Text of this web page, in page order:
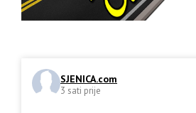
SJENICA.com
3 sati prije